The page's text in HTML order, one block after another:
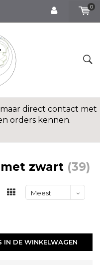
0
direct contact met
orders kennen.
zwart (39)
Meest
IN DE WINKELWAGEN